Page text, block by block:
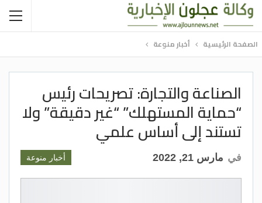
الصفحة الرئيسية أخبار منوعة
الصناعة والتجارة: تصريحات رئيس
“حماية المستهلك” “غير دقيقة” ولا
تستند إلى أساس علمي
أخبار منوعة في مارس 21, 2022